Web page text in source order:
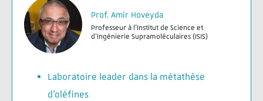
Prof. Amir Hoveyda
Professeur à l’Institut de Science et
d'Ingénierie Supramoléculaires (ISIS)
Laboratoire leader dans la métathèse
d’oléfines